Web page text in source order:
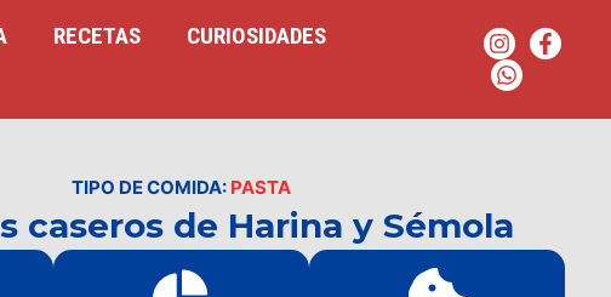
RECETAS
CURIOSIDADES
TIPO DE COMIDA: PASTA
caseros de Harina y Sémola